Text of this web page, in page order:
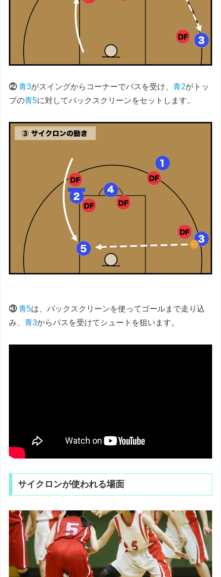
② 青3がスイングからコーナーでパスを受け、青2がトッ
プの青5に対してバックスクリーンをセットします。
③ 青5は、バックスクリーンを使ってゴールまで走り込
み、青3からパスを受けてシュートを狙います。
サイクロンが使われる場面